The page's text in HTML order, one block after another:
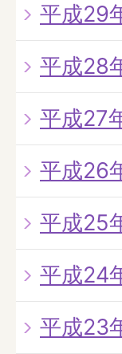
平成29
平成28
平成27
平成26
平成25
平成24
平成23